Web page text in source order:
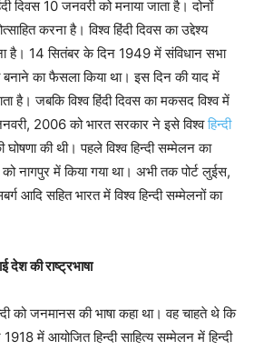
दिवस 10 जनवरी को मनाया जाता है। दोनों
करना है। विश्व हिंदी दिवस का उद्देश्य
है। 14 सितंबर के दिन 1949 में संविधान सभा
बनाने का फैसला किया था। इस दिन की याद में
है। जबकि विश्व हिंदी दिवस का मकसद विश्व में
2006 को भारत सरकार ने इसे विश्वहिन्दी
की थी। पहले विश्व हिन्दी सम्मेलन का
नागपुर में किया गया था। अभी तक पोर्ट लुईस,
आदि सहित भारत में विश्व हिन्दी सम्मेलनों का
देश की राष्ट्रभाषा
को जनमानस की भाषा कहा था। वह चाहते थे कि
1918 में आयोजित हिन्‍दी साहित्‍य सम्‍मेलन में हिन्‍दी